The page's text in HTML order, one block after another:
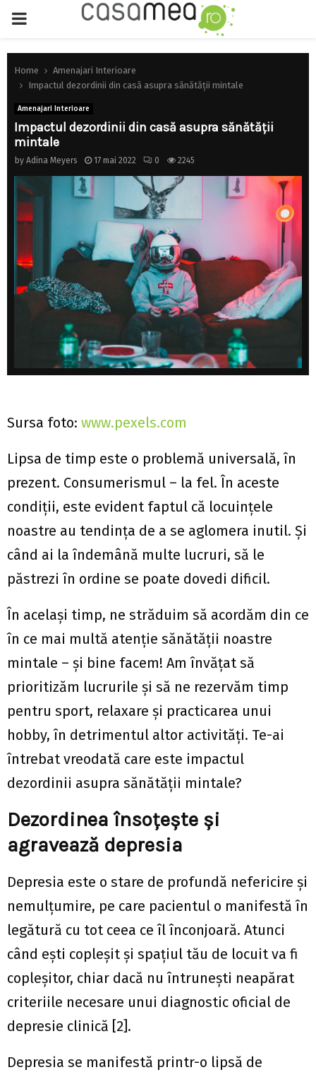
PRIMARY
MENU
Home
Amenajari Interioare
Impactul dezordinii din casă asupra sănătății mintale
Amenajari Interioare
Impactul dezordinii din casă asupra sănătății
mintale
by Adina Meyers 17 mai 2022 0 2245
Sursa foto: www.pexels.com
Lipsa de timp este o problemă universală, în
prezent. Consumerismul – la fel. În aceste
condiții, este evident faptul că locuințele
noastre au tendința de a se aglomera inutil. Și
când ai la îndemână multe lucruri, să le
păstrezi în ordine se poate dovedi dificil.
În același timp, ne străduim să acordăm din ce
în ce mai multă atenție sănătății noastre
mintale – și bine facem! Am învățat să
prioritizăm lucrurile și să ne rezervăm timp
pentru sport, relaxare și practicarea unui
hobby, în detrimentul altor activități. Te-ai
întrebat vreodată care este impactul
dezordinii asupra sănătății mintale?
Dezordinea însoțește și
agravează depresia
Depresia este o stare de profundă nefericire și
nemulțumire, pe care pacientul o manifestă în
legătură cu tot ceea ce îl înconjoară. Atunci
când ești copleșit și spațiul tău de locuit va fi
copleșitor, chiar dacă nu întrunești neapărat
criteriile necesare unui diagnostic oficial de
depresie clinică [2].
Depresia se manifestă printr-o lipsă de